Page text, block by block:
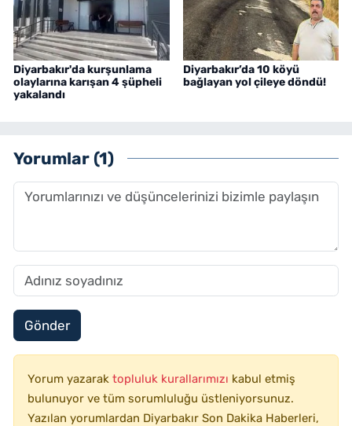
Diyarbakır'da kurşunlama
olaylarına karışan 4 şüpheli
yakalandı
Diyarbakır’da 10 köyü
bağlayan yol çileye döndü!
Yorumlar (1)
Gönder
Yorum yazarak topluluk kurallarımızı kabul etmiş
bulunuyor ve tüm sorumluluğu üstleniyorsunuz.
Yazılan yorumlardan Diyarbakır Son Dakika Haberleri,